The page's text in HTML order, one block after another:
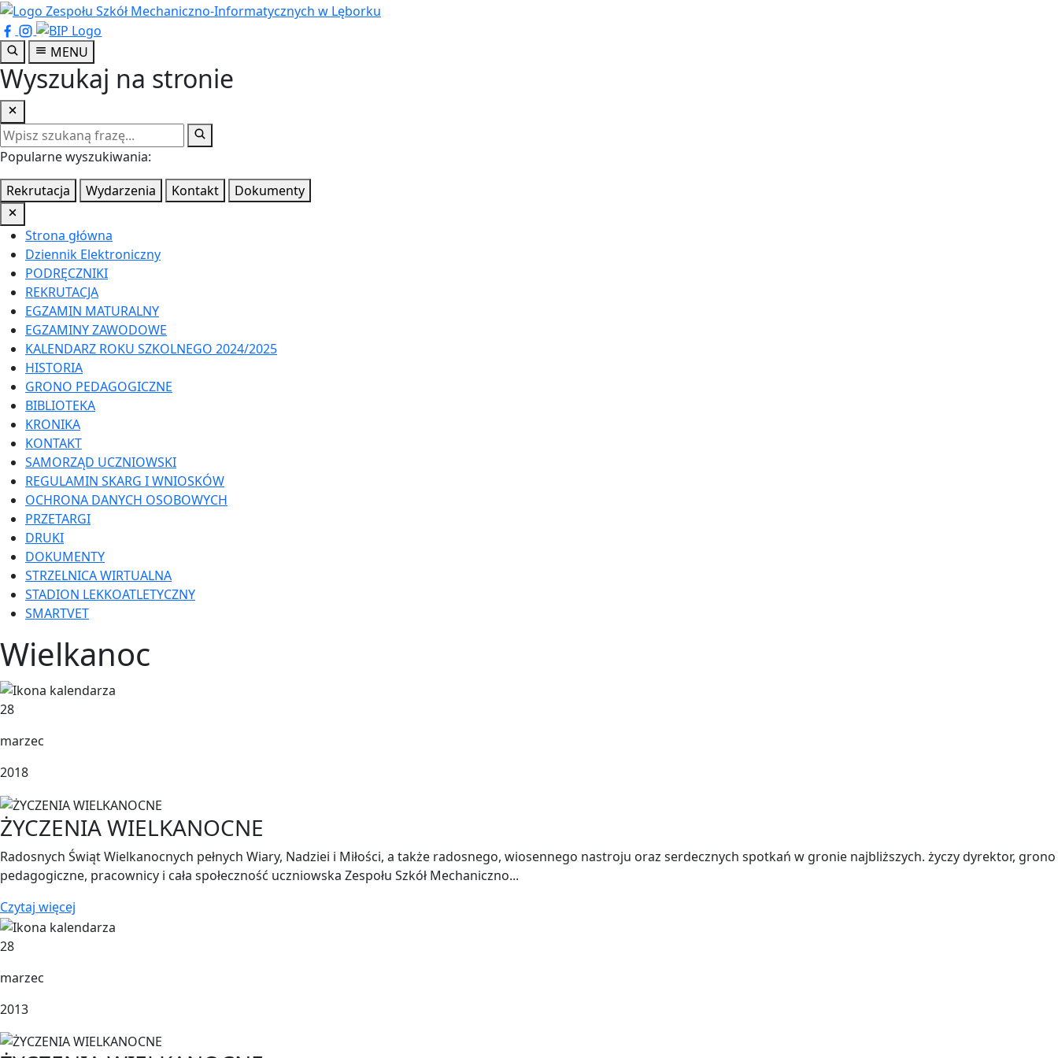
Przejdź
do
treści
głównej
MENU
Wyszukaj na stronie
Popularne wyszukiwania:
Rekrutacja
Wydarzenia Kontakt Dokumenty
Strona główna
Dziennik Elektroniczny
PODRĘCZNIKI
REKRUTACJA
EGZAMIN MATURALNY
EGZAMINY ZAWODOWE
KALENDARZ ROKU SZKOLNEGO 2024/2025
HISTORIA
GRONO PEDAGOGICZNE
BIBLIOTEKA
KRONIKA
KONTAKT
SAMORZĄD UCZNIOWSKI
REGULAMIN SKARG I WNIOSKÓW
OCHRONA DANYCH OSOBOWYCH
PRZETARGI
DRUKI
DOKUMENTY
STRZELNICA WIRTUALNA
STADION LEKKOATLETYCZNY
SMARTVET
Wielkanoc
28
marzec
2018
ŻYCZENIA WIELKANOCNE
Radosnych Świąt Wielkanocnych pełnych Wiary, Nadziei i Miłości, a także radosnego, wiosennego nastroju oraz serdecznych spotkań w gronie najbliższych. życzy dyrektor, grono
pedagogiczne, pracownicy i cała społeczność uczniowska Zespołu Szkół Mechaniczno...
Czytaj więcej
28
marzec
2013